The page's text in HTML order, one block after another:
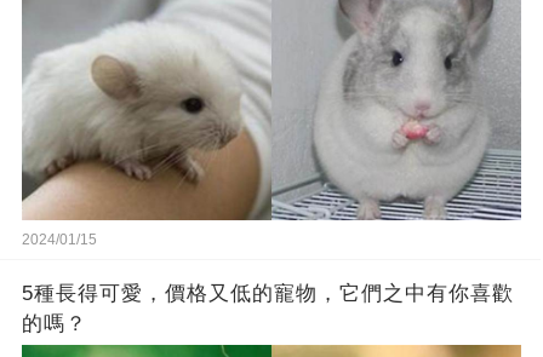
2024/01/15
5種長得可愛，價格又低的寵物，它們之中有你喜歡
的嗎？